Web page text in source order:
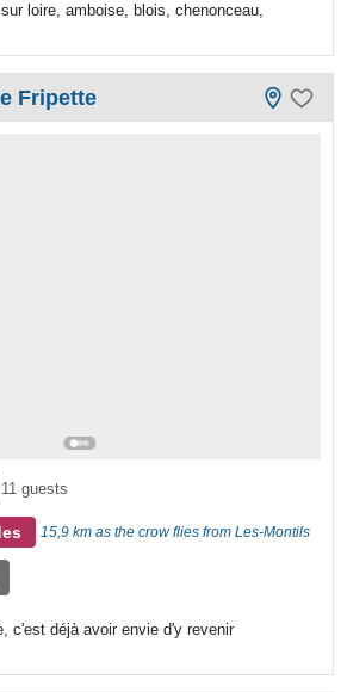
loire, amboise, blois, chenonceau,
Fripette
11 guests
15,9 km as the crow flies from Les-Montils
c'est déjà avoir envie d'y revenir